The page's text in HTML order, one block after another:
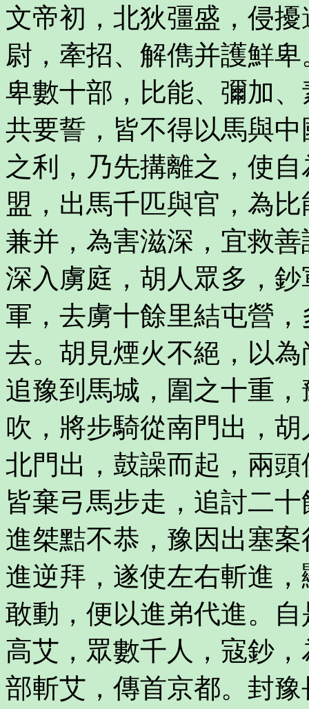
文帝初，北狄彊盛，侵
尉，牽招、解儁并護鮮
卑數十部，比能、彌加
共要誓，皆不得以馬與
之利，乃先搆離之，使
盟，出馬千匹與官，為
兼并，為害滋深，宜救
深入虜庭，胡人眾多，
軍，去虜十餘里結屯營
去。胡見煙火不絕，以
追豫到馬城，圍之十重
吹，將步騎從南門出，
北門出，鼓譟而起，兩
皆棄弓馬步走，追討二
進桀黠不恭，豫因出塞
進逆拜，遂使左右斬進
敢動，便以進弟代進。
高艾，眾數千人，寇鈔
部斬艾，傳首京都。封